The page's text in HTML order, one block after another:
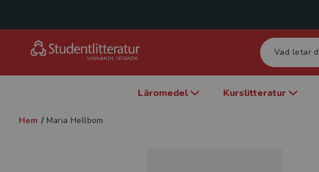
Läromedel Kurslitteratur
Hem / Maria Hellbom